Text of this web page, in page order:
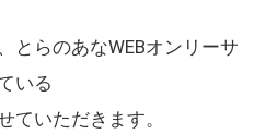
とらのあなWEBオンリーサ
いる
ていただきます。